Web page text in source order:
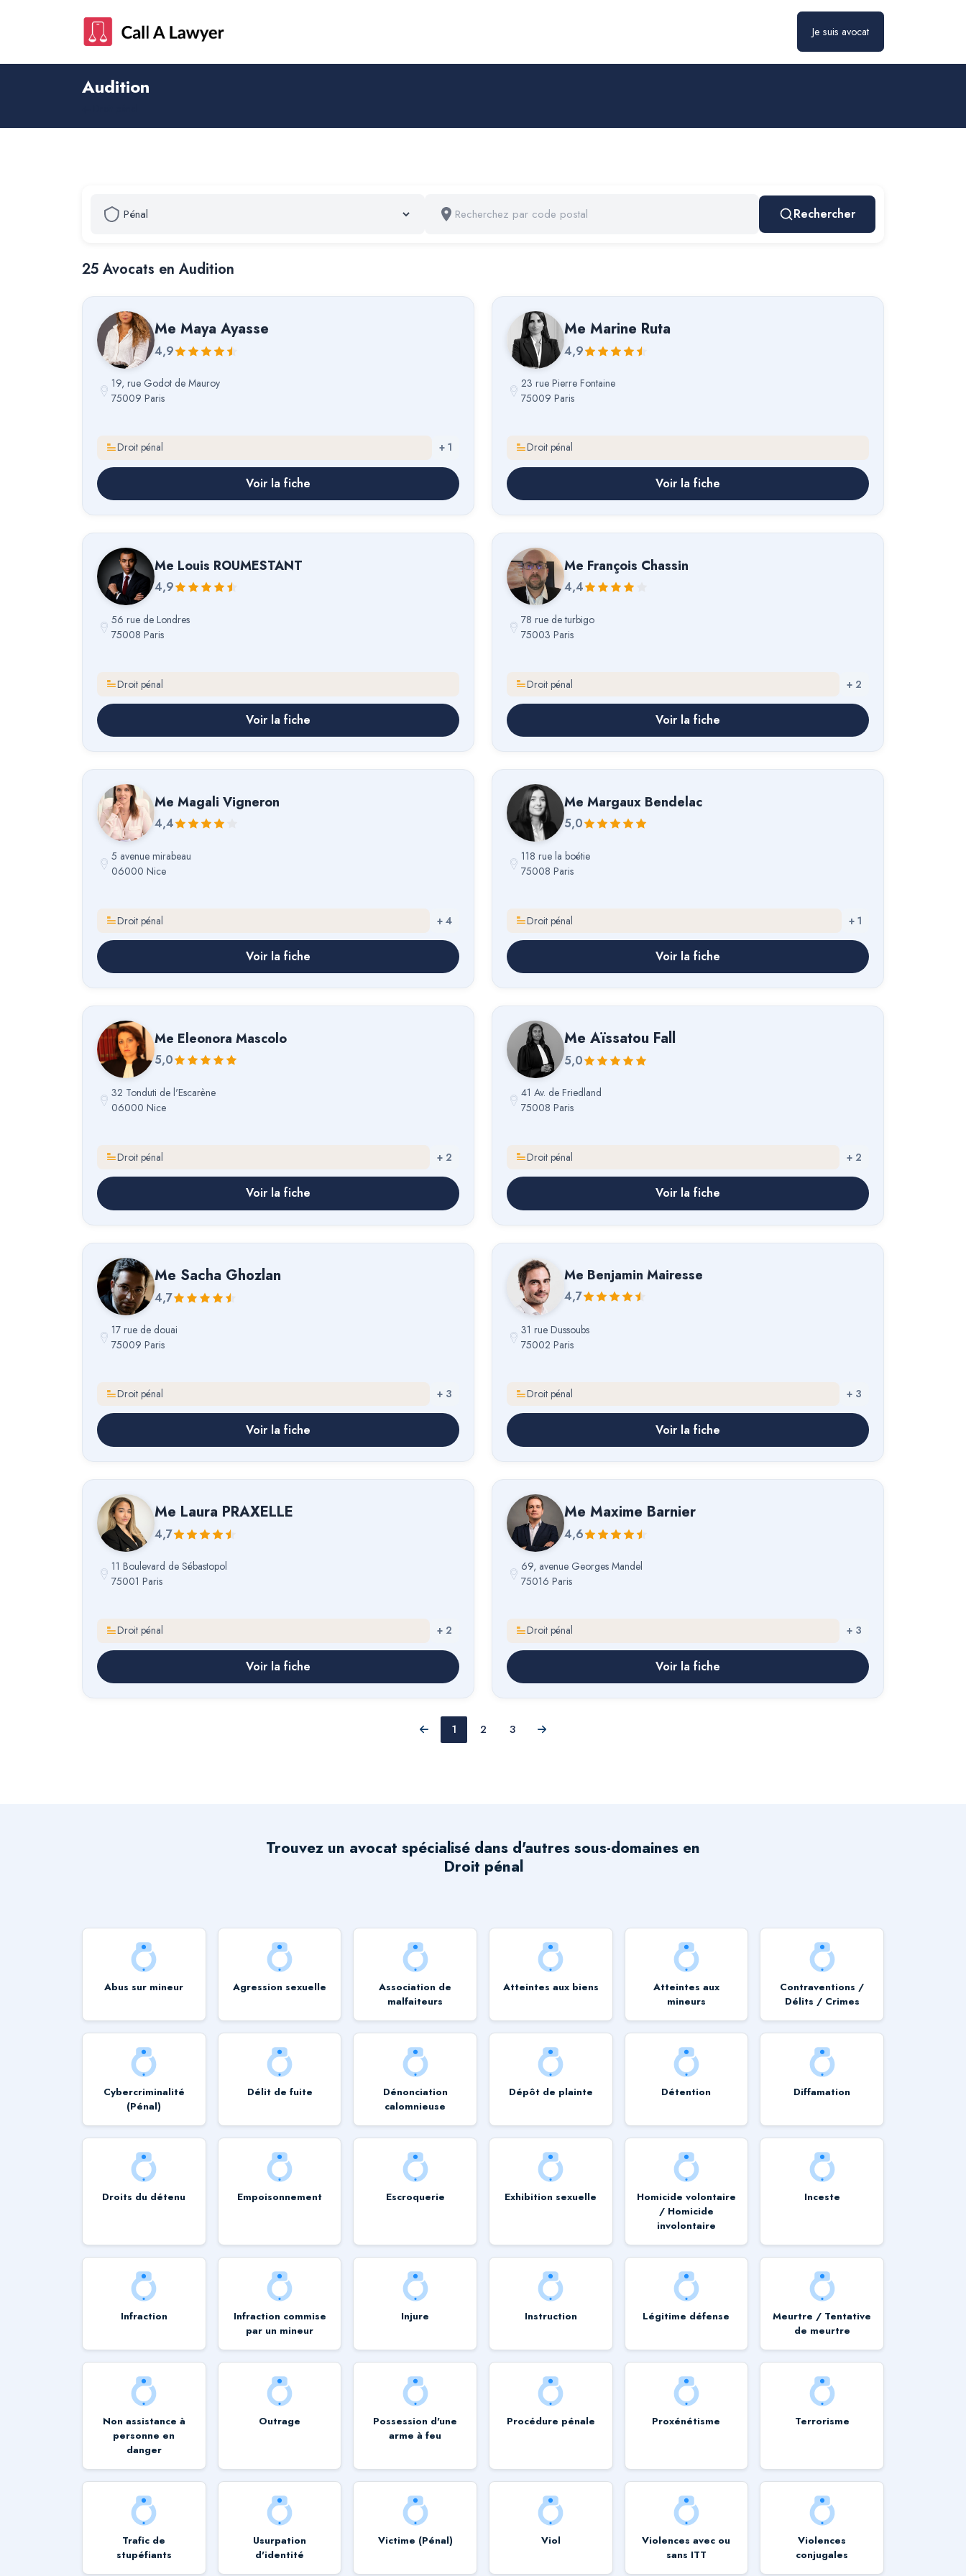
Je suis avocat
Audition
Rechercher
25 Avocats en Audition
Me Maya Ayasse
4,9
19, rue Godot de Mauroy
75009 Paris
Droit pénal + 1
Voir la fiche
Me Marine Ruta
4,9
23 rue Pierre Fontaine
75009 Paris
Droit pénal
Voir la fiche
Me Louis ROUMESTANT
4,9
56 rue de Londres
75008 Paris
Droit pénal
Voir la fiche
Me François Chassin
4,4
78 rue de turbigo
75003 Paris
Droit pénal + 2
Voir la fiche
Me Magali Vigneron
4,4
5 avenue mirabeau
06000 Nice
Droit pénal + 4
Voir la fiche
Me Margaux Bendelac
5,0
118 rue la boétie
75008 Paris
Droit pénal + 1
Voir la fiche
Me Eleonora Mascolo
5,0
32 Tonduti de l'Escarène
06000 Nice
Droit pénal + 2
Voir la fiche
Me Aïssatou Fall
5,0
41 Av. de Friedland
75008 Paris
Droit pénal + 2
Voir la fiche
Me Sacha Ghozlan
4,7
17 rue de douai
75009 Paris
Droit pénal + 3
Voir la fiche
Me Benjamin Mairesse
4,7
31 rue Dussoubs
75002 Paris
Droit pénal + 3
Voir la fiche
Me Laura PRAXELLE
4,7
11 Boulevard de Sébastopol
75001 Paris
Droit pénal + 2
Voir la fiche
Me Maxime Barnier
4,6
69, avenue Georges Mandel
75016 Paris
Droit pénal + 3
Voir la fiche
Précédent
1 2 3 Suivant
Trouvez un avocat spécialisé dans d'autres sous-domaines en
Droit pénal
Abus sur mineur Agression sexuelle
Association de
malfaiteurs
Atteintes aux biens
Atteintes aux
mineurs
Contraventions /
Délits / Crimes
Cybercriminalité
(Pénal)
Délit de fuite
Dénonciation
calomnieuse
Dépôt de plainte Détention Diffamation
Droits du détenu Empoisonnement Escroquerie Exhibition sexuelle
Homicide volontaire
/ Homicide
involontaire
Inceste
Infraction
Infraction commise
par un mineur
Injure Instruction Légitime défense
Meurtre / Tentative
de meurtre
Non assistance à
personne en
danger
Outrage
Possession d'une
arme à feu
Procédure pénale Proxénétisme Terrorisme
Trafic de
stupéfiants
Usurpation
d'identité
Victime (Pénal) Viol
Violences avec ou
sans ITT
Violences
conjugales